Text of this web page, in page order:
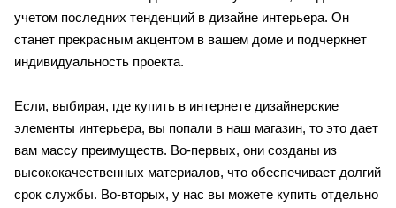
учетом последних тенденций в дизайне интерьера. Он
станет прекрасным акцентом в вашем доме и подчеркнет
индивидуальность проекта.
Если, выбирая, где купить в интернете дизайнерские
элементы интерьера, вы попали в наш магазин, то это дает
вам массу преимуществ. Во-первых, они созданы из
высококачественных материалов, что обеспечивает долгий
срок службы. Во-вторых, у нас вы можете купить отдельно